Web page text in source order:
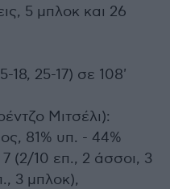
5 μπλοκ και 26
18, 25-17) σε 108'
Μιτσέλι):
81% υπ. - 44%
(2/10 επ., 2 άσσοι, 3
3 μπλοκ),